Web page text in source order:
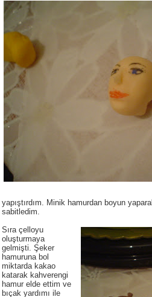
yapıştırdım. Minik hamurdan boyun
sabitledim.
Sıra çelloyu
oluşturmaya
gelmişti. Şeker
hamuruna bol
miktarda kakao
katarak kahverengi
hamur elde ettim ve
bıçak yardımı ile